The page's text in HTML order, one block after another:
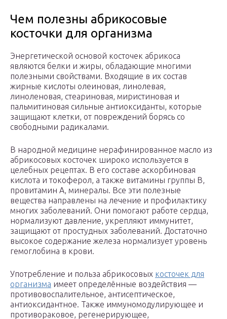
Чем полезны абрикосовые
косточки для организма
Энергетической основой косточек абрикоса
являются белки и жиры, обладающие многими
полезными свойствами. Входящие в их состав
жирные кислоты олеиновая, линолевая,
линоленовая, стеариновая, миристиновая и
пальмитиновая сильные антиоксиданты, которые
защищают клетки, от повреждений борясь со
свободными радикалами.
В народной медицине нерафинированное масло из
абрикосовых косточек широко используется в
целебных рецептах. В его составе аскорбиновая
кислота и токоферол, а также витамины группы В,
провитамин А, минералы. Все эти полезные
вещества направлены на лечение и профилактику
многих заболеваний. Они помогают работе сердца,
нормализуют давление, укрепляют иммунитет,
защищают от простудных заболеваний. Достаточно
высокое содержание железа нормализует уровень
гемоглобина в крови.
Употребление и польза абрикосовых косточек для
организма имеет определённые воздействия —
противовоспалительное, антисептическое,
антиоксидантное. Также иммуномодулирующее и
противораковое, регенерирующее,